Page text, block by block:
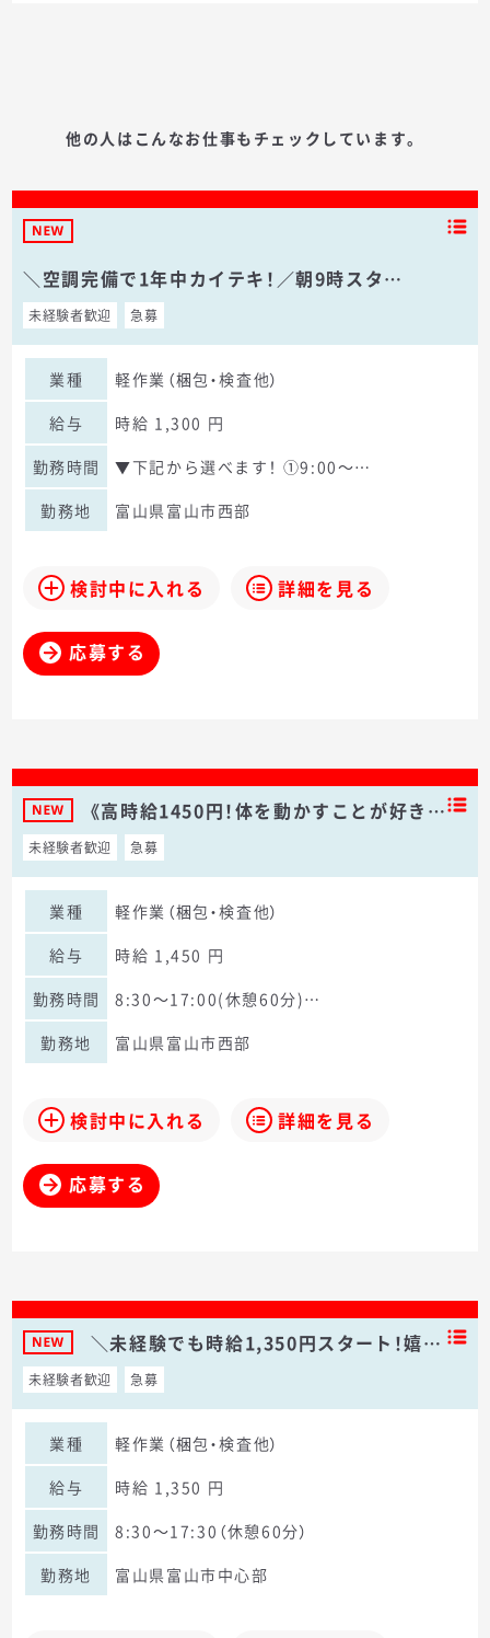
他の人はこんなお仕事もチェックしています。
＼空調完備で1年中カイテキ！／朝9時スタ…
未経験者歓迎 急募
業種
軽作業（梱包・検査他）
給与
時給 1,300 円
勤務時間
▼下記から選べます！ ①9:00～…
勤務地
富山県富山市西部
検討中に入れる 詳細を見る
応募する
《高時給1450円！体を動かすことが好き…
未経験者歓迎 急募
業種
軽作業（梱包・検査他）
給与
時給 1,450 円
勤務時間
8:30～17:00(休憩60分)…
勤務地
富山県富山市西部
検討中に入れる 詳細を見る
応募する
＼未経験でも時給1,350円スタート！嬉…
未経験者歓迎 急募
業種
軽作業（梱包・検査他）
給与
時給 1,350 円
勤務時間
8:30～17:30（休憩60分）
勤務地
富山県富山市中心部